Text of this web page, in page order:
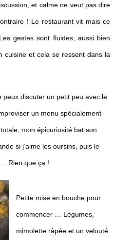
et calme ne veut pas dire
! Le restaurant vit mais ce
gestes sont fluides, aussi bien
cuisine et cela se ressent dans la
peux discuter un petit peu avec le
un menu spécialement
mon épicuriosité bat son
si j’aime les oursins, puis le
Rien que ça !
Petite mise en bouche pour
commencer … Légumes,
mimolette râpée et un velouté